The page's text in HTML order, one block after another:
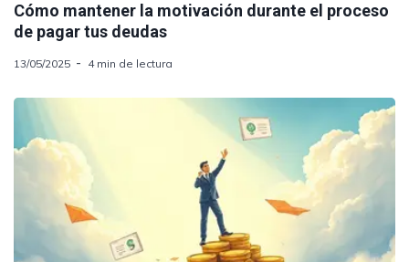
Cómo mantener la motivación durante el proceso
de pagar tus deudas
13/05/2025 4 min de lectura